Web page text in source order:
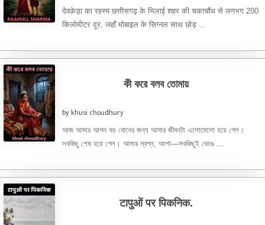
देवक़ेड़ा का रहस्य छत्तीसगढ़ के भिलाई शहर की चकाचौंध से लगभग 200
किलोमीटर दूर, जहाँ मोबाइल के सिग्नल साथ छोड़ ...
কী করে বলব তোমায়
by khusi choudhury
আজ আমার আপন বড় বোনের জন্য আমার জীবনটা এলোমেলো হয়ে গেল।
সবকিছু শেষ হয়ে গেল। আমার স্বপ্ন, আশা—সবকিছুই ভেঙে ...
टापुओं पर पिकनिक.